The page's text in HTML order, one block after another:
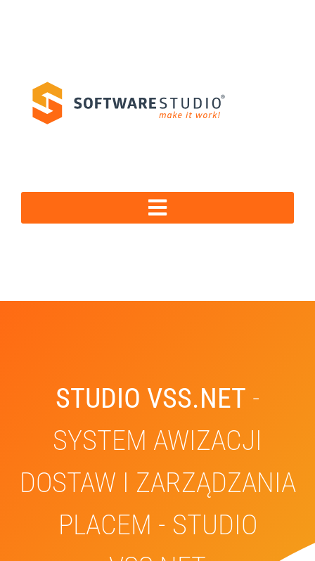
STUDIO VSS.NET -
SYSTEM AWIZACJI
DOSTAW I ZARZĄDZANIA
PLACEM - STUDIO